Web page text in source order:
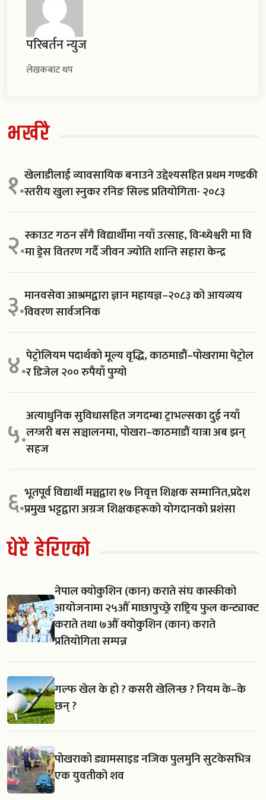
परिबर्तन न्युज
लेखकबाट थप
भर्खरै
१.खेलाडीलाई व्यावसायिक बनाउने उद्देश्यसहित प्रथम गण्डकी
स्तरीय खुला स्नुकर रनिङ सिल्ड प्रतियोगिता- २०८३
२.स्काउट गठन सँगै विद्यार्थीमा नयाँ उत्साह, विन्ध्येश्वरी मा वि
मा ड्रेस वितरण गर्दै जीवन ज्योति शान्ति सहारा केन्द्र
३.मानवसेवा आश्रमद्वारा ज्ञान महायज्ञ–२०८३ को आयव्यय
विवरण सार्वजनिक
४.पेट्रोलियम पदार्थको मूल्य वृद्धि, काठमाडौं–पोखरामा पेट्रोल
र डिजेल २०० रुपैयाँ पुग्यो
५.अत्याधुनिक सुविधासहित जगदम्बा ट्राभल्सका दुई नयाँ
लग्जरी बस सञ्चालनमा, पोखरा–काठमाडौं यात्रा अब झन्
सहज
६.भूतपूर्व विद्यार्थी मञ्चद्वारा १७ निवृत्त शिक्षक सम्मानित,प्रदेश
प्रमुख भट्टद्वारा अग्रज शिक्षकहरूको योगदानको प्रशंसा
धेरै हेरिएको
नेपाल क्योकुशिन (कान) कराते संघ कास्कीको
आयोजनामा २५औँ माछापुच्छ्रे राष्ट्रिय फुल कन्ट्याक्ट
कराते तथा ७औँ क्योकुशिन (कान) कराते
प्रतियोगिता सम्पन्न
गल्फ खेल के हो ? कसरी खेलिन्छ ? नियम के–के
छन् ?
पोखराको ड्यामसाइड नजिक पुलमुनि सुटकेसभित्र
एक युवतीको शव